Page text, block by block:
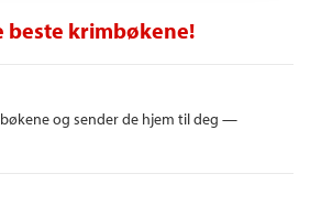
beste krimbøkene!
og sender de hjem til deg —